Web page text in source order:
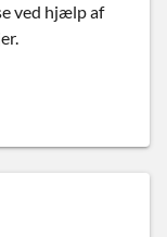
ved hjælp af